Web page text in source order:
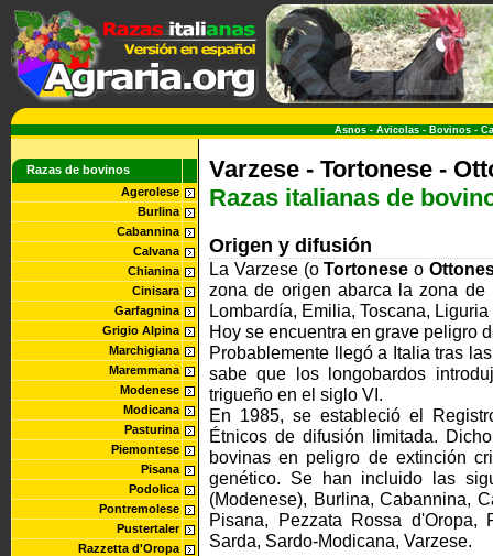
Asnos - Avicolas - Bovinos -
Razas de bovinos
Agerolese
Burlina
Cabannina
Calvana
Chianina
Cinisara
Garfagnina
Grigio Alpina
Marchigiana
Maremmana
Modenese
Modicana
Pasturina
Piemontese
Pisana
Podolica
Pontremolese
Pustertaler
Razzetta d'Oropa
Varzese - Tortonese -
Razas italianas de
Origen y difusión
La Varzese (oTortonese o
zona de origen abarca la zona de
Lombardía, Emilia, Toscana,
Hoy se encuentra en grave peligro
Probablemente llegó a Italia tras
sabe que los longobardos
trigueño en el siglo VI.
En 1985, se estableció el
Étnicos de difusión limitada.
bovinas en peligro de extinción
genético. Se han incluido las
(Modenese), Burlina, Cabannina,
Pisana, Pezzata Rossa d'Oropa,
Sarda, Sardo-Modicana, Varzese.